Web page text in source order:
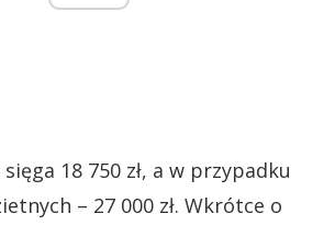
18 750 zł, a w przypadku
­– 27 000 zł. Wkrótce o